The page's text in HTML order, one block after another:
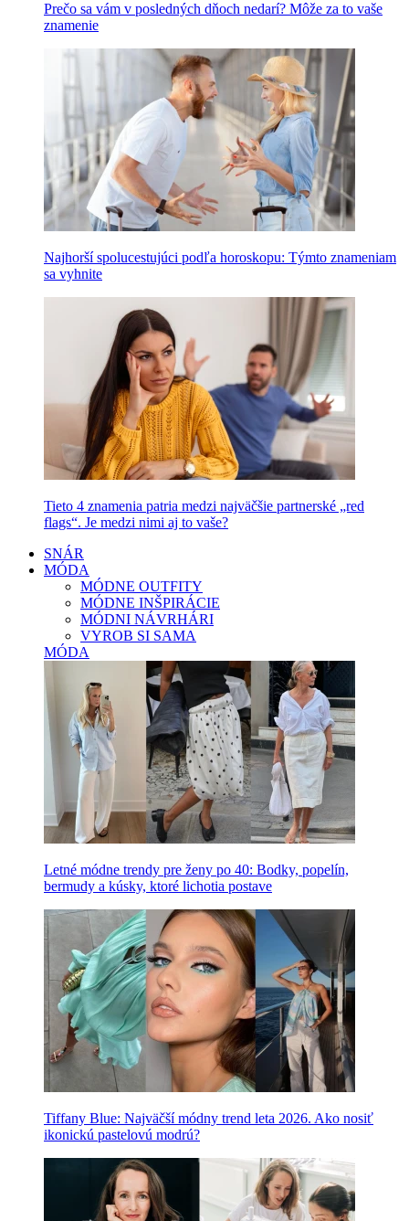
Prečo sa vám v posledných dňoch nedarí? Môže za to vaše
znamenie
Najhorší spolucestujúci podľa horoskopu: Týmto znameniam
sa vyhnite
Tieto 4 znamenia patria medzi najväčšie partnerské „red
flags“. Je medzi nimi aj to vaše?
SNÁR
MÓDA
MÓDNE OUTFITY
MÓDNE INŠPIRÁCIE
MÓDNI NÁVRHÁRI
VYROB SI SAMA
MÓDA
Letné módne trendy pre ženy po 40: Bodky, popelín,
bermudy a kúsky, ktoré lichotia postave
Tiffany Blue: Najväčší módny trend leta 2026. Ako nosiť
ikonickú pastelovú modrú?